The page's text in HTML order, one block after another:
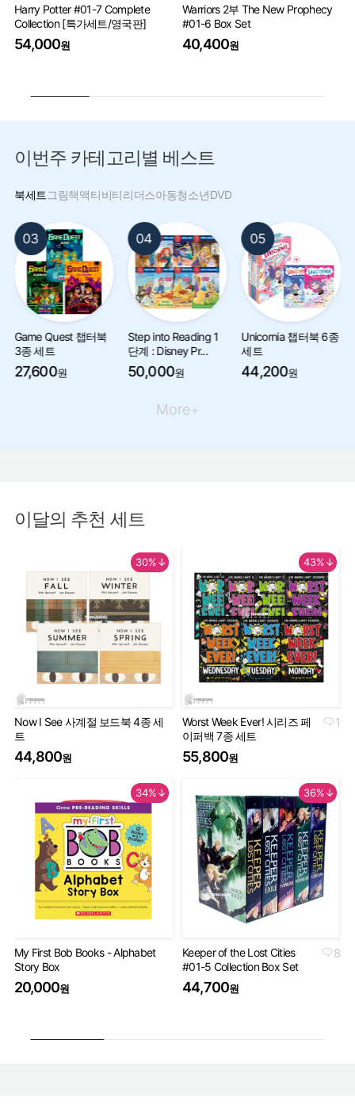
Harry Potter #01-7 Complete
Collection [특가세트/영국판]
54,000원
Warriors 2부 The New Prophecy
#01-6 Box Set
40,400원
이번주 카테고리별 베스트
북세트 그림책액티비티리더스아동청소년DVD
03
Game Quest 챕터북
3종 세트
27,600원
04
Step into Reading 1
단계 : Disney Pr...
50,000원
05
Unicornia 챕터북 6종
세트
44,200원
More+
이달의 추천 세트
30%↓
Now I See 사계절 보드북 4종 세
트
44,800원
43%↓
1
Worst Week Ever! 시리즈 페
이퍼백 7종 세트
55,800원
34%↓
My First Bob Books - Alphabet
Story Box
20,000원
36%↓
8
Keeper of the Lost Cities
#01-5 Collection Box Set
44,700원